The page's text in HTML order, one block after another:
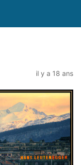
il y a 18 ans